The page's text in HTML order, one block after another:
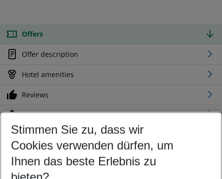
Offers
Offer description
Hotel amenities
Reviews
Location
Customize your offer
Find the perfect deal which suits your best
Your departure airport
Stimmen Sie zu, dass wir
Cookies verwenden dürfen, um
Ihnen das beste Erlebnis zu